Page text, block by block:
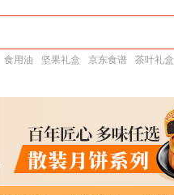
食用油 坚果礼盒 京东食谱 茶叶礼盒